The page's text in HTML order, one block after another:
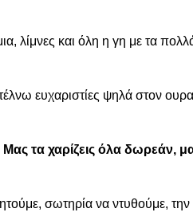
λίμνες και όλη η γη με τα
ευχαριστίες ψηλά στον
Μας τα χαρίζεις όλα δωρεάν,
σωτηρία να ντυθούμε,